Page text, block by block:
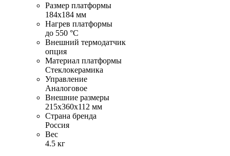
Размер платформы
184х184 мм
Нагрев платформы
до 550 °С
Внешний термодатчик
опция
Материал платформы
Стеклокерамика
Управление
Аналоговое
Внешние размеры
215х360х112 мм
Страна бренда
Россия
Вес
4.5 кг